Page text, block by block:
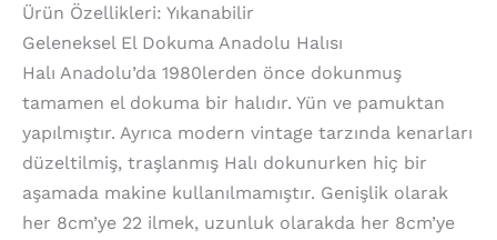
Ürün Özellikleri: Yıkanabilir
Geleneksel El Dokuma Anadolu Halısı
Halı Anadolu’da 1980lerden önce dokunmuş
tamamen el dokuma bir halıdır. Yün ve pamuktan
yapılmıştır. Ayrıca modern vintage tarzında kenarları
düzeltilmiş, traşlanmış Halı dokunurken hiç bir
aşamada makine kullanılmamıştır. Genişlik olarak
her 8cm’ye 22 ilmek, uzunluk olarakda her 8cm’ye